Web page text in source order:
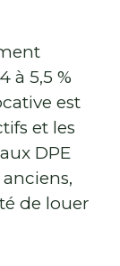
à 5,5 %
est
et les
DPE
de louer